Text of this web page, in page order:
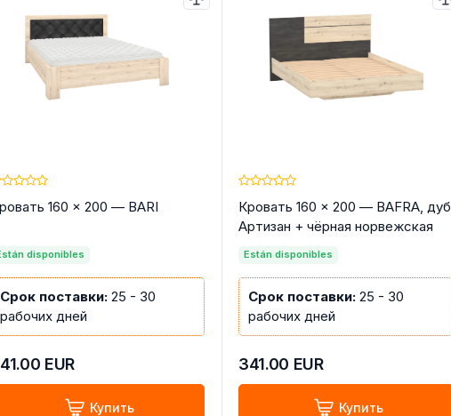
160 × 200 — BARI
disponibles
Срок поставки:25 - 30
рабочих дней
EUR
Купить
Кровать 160 × 200 — BAFRA, дуб
Артизан + чёрная норвежская
Están disponibles
Срок поставки: 25 - 30
рабочих дней
341.00 EUR
Купить